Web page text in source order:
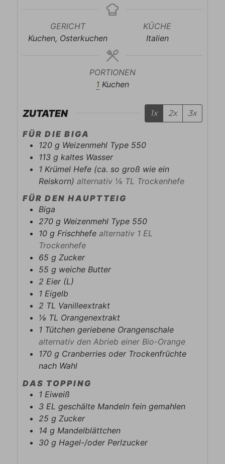
GERICHT
Kuchen, Osterkuchen
KÜCHE
Italien
PORTIONEN
1 Kuchen
ZUTATEN 1x 2x 3x
FÜR DIE BIGA
120 g Weizenmehl Type 550
113 g kaltes Wasser
1 Krümel Hefe (ca. so groß wie ein
Reiskorn) alternativ ⅛ TL Trockenhefe
FÜR DEN HAUPTTEIG
Biga
270 g Weizenmehl Type 550
10 g Frischhefe alternativ 1 EL
Trockenhefe
65 g Zucker
55 g weiche Butter
2 Eier (L)
1 Eigelb
2 TL Vanilleextrakt
⅛ TL Orangenextrakt
1 Tütchengeriebene Orangenschale
alternativ den Abrieb einer Bio-Orange
170 g Cranberries oder Trockenfrüchte
nach Wahl
DAS TOPPING
1 Eiweiß
3 EL geschälte Mandeln fein gemahlen
25 g Zucker
14 g Mandelblättchen
30 g Hagel-/oder Perlzucker